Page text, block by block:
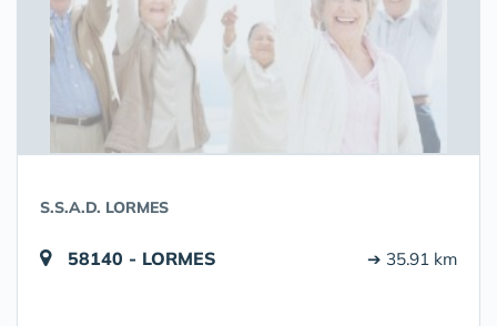
S.S.A.D. LORMES
58140 - LORMES ➔ 35.91 km